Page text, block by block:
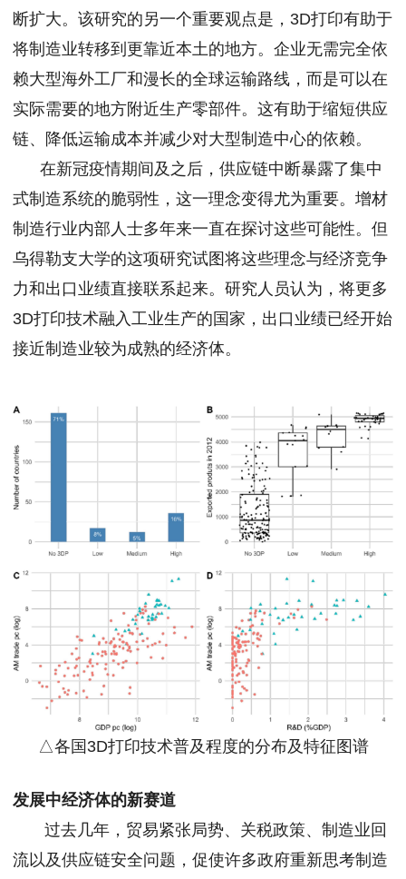
断扩大。该研究的另一个重要观点是，3D打印有助于
将制造业转移到更靠近本土的地方。企业无需完全依
赖大型海外工厂和漫长的全球运输路线，而是可以在
实际需要的地方附近生产零部件。这有助于缩短供应
链、降低运输成本并减少对大型制造中心的依赖。
在新冠疫情期间及之后，供应链中断暴露了集中
式制造系统的脆弱性，这一理念变得尤为重要。增材
制造行业内部人士多年来一直在探讨这些可能性。但
乌得勒支大学的这项研究试图将这些理念与经济竞争
力和出口业绩直接联系起来。研究人员认为，将更多
3D打印技术融入工业生产的国家，出口业绩已经开始
接近制造业较为成熟的经济体。
△各国3D打印技术普及程度的分布及特征图谱
发展中经济体的新赛道
过去几年，贸易紧张局势、关税政策、制造业回
流以及供应链安全问题，促使许多政府重新思考制造